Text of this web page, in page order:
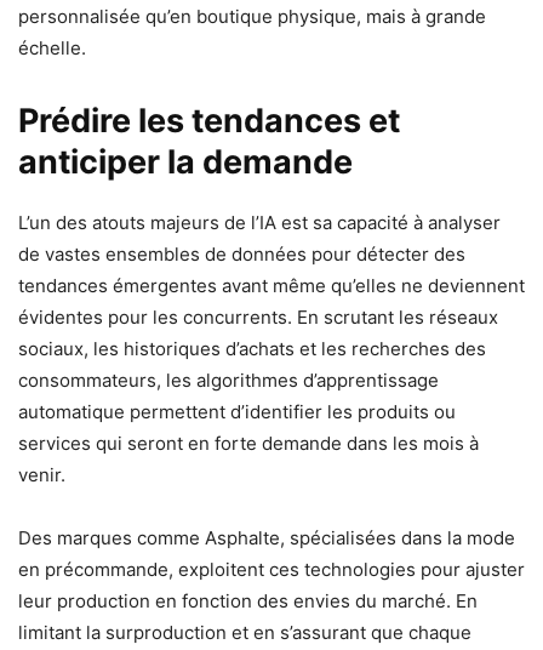
personnalisée qu’en boutique physique, mais à grande
échelle.
Prédire les tendances et
anticiper la demande
L’un des atouts majeurs de l’IA est sa capacité à analyser
de vastes ensembles de données pour détecter des
tendances émergentes avant même qu’elles ne deviennent
évidentes pour les concurrents. En scrutant les réseaux
sociaux, les historiques d’achats et les recherches des
consommateurs, les algorithmes d’apprentissage
automatique permettent d’identifier les produits ou
services qui seront en forte demande dans les mois à
venir.
Des marques comme Asphalte, spécialisées dans la mode
en précommande, exploitent ces technologies pour ajuster
leur production en fonction des envies du marché. En
limitant la surproduction et en s’assurant que chaque